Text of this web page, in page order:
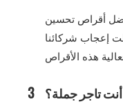
أقراص تحسين
إعجاب شركائنا
3 تاجر جملة؟